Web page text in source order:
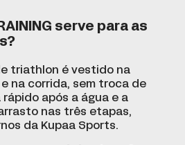
serve para as
triathlon é vestido na
na corrida, sem troca de
após a água e a
nas três etapas,
da Kupaa Sports.